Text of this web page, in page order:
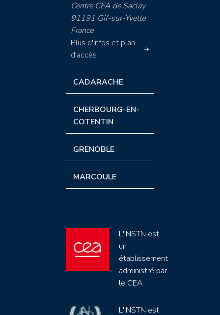
Centre CEA de Saclay
91191 Gif-sur-Yvette
France
Plus d'infos et plan
d'accès
CADARACHE
CHERBOURG-EN-
COTENTIN
GRENOBLE
MARCOULE
L'INSTN est
un
établissement
administré par
le CEA
L'INSTN est